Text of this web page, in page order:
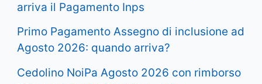
arriva il Pagamento Inps
Primo Pagamento Assegno di inclusione ad
Agosto 2026: quando arriva?
Cedolino NoiPa Agosto 2026 con rimborso